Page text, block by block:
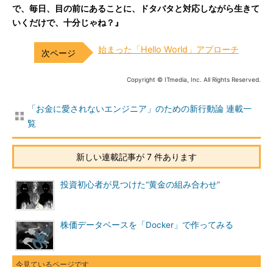
で、毎日、目の前にあることに、ドタバタと対応しながら生きて
いくだけで、十分じゃね？』
始まった「Hello World」アプローチ
Copyright © ITmedia, Inc. All Rights Reserved.
「お金に愛されないエンジニア」のための新行動論 連載一
覧
新しい連載記事が 7 件あります
投資初心者が見つけた“黄金の組み合わせ”
株価データベースを「Docker」で作ってみる